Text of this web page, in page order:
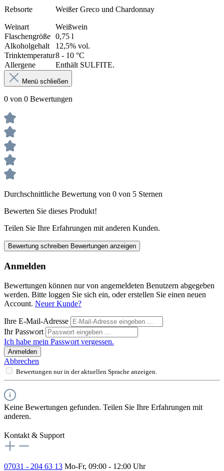
Rebsorte Weißer Greco und Chardonnay
Weinart
Weißwein
Flaschengröße 0,75 l
Alkoholgehalt
12,5% vol.
Trinktemperatur8 - 10 °C
Allergene
Enthält SULFITE.
Menü schließen
0 von 0 Bewertungen
Durchschnittliche Bewertung von 0 von 5 Sternen
Bewerten Sie dieses Produkt!
Teilen Sie Ihre Erfahrungen mit anderen Kunden.
Bewertung schreiben Bewertungen anzeigen
Anmelden
Bewertungen können nur von angemeldeten Benutzern abgegeben
werden. Bitte loggen Sie sich ein, oder erstellen Sie einen neuen
Account. Neuer Kunde?
Ihre E-Mail-Adresse
Ihr Passwort
Ich habe mein Passwort vergessen.
Anmelden
Abbrechen
Bewertungen nur in der aktuellen Sprache anzeigen.
Keine Bewertungen gefunden. Teilen Sie Ihre Erfahrungen mit
anderen.
Kontakt & Support
07031 - 204 63 13 Mo-Fr, 09:00 - 12:00 Uhr